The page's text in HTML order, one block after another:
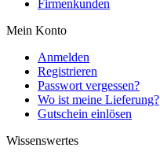
Firmenkunden
Mein Konto
Anmelden
Registrieren
Passwort vergessen?
Wo ist meine Lieferung?
Gutschein einlösen
Wissenswertes